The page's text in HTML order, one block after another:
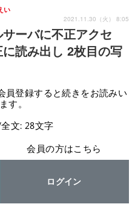
ーバに不正アクセ
読み出し 2枚目の写
い
2021.11.30（火） 8:05
員登録すると続きをお読みい
す。
文: 28文字
会員の方はこちら
ログイン